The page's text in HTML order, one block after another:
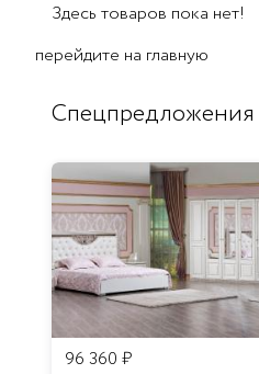
Здесь товаров пока нет!
перейдите на главную
Спецпредложения
96 360 ₽